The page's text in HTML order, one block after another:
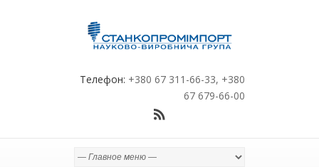
Телефон: +380 67 311-66-33, +380
67 679-66-00